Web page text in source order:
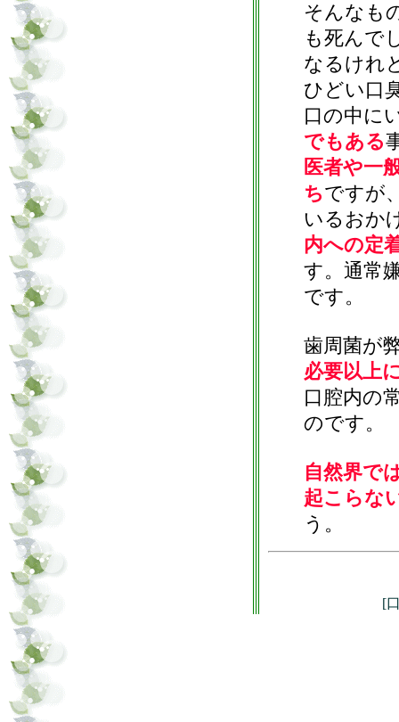
そんなも
も死んで
なるけれ
ひどい口
口の中に
でもある
医者や一
ちですが
いるおか
内への定
す。通常
です。
歯周菌が
必要以上
口腔内の
のです。
自然界で
起こらな
う。
[